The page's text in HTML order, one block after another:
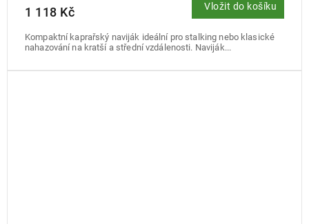
1 118 Kč Vložit do košíku
Kompaktní kaprařský naviják ideální pro stalking nebo klasické
nahazování na kratší a střední vzdálenosti. Naviják...